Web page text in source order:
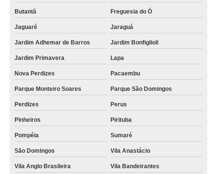
Butantã Freguesia do Ó
Jaguaré Jaraguá
Jardim Adhemar de Barros Jardim Bonfiglioli
Jardim Primavera Lapa
Nova Perdizes Pacaembu
Parque Monteiro Soares Parque São Domingos
Perdizes Perus
Pinheiros Pirituba
Pompéia Sumaré
São Domingos Vila Anastácio
Vila Anglo Brasileira Vila Bandeirantes